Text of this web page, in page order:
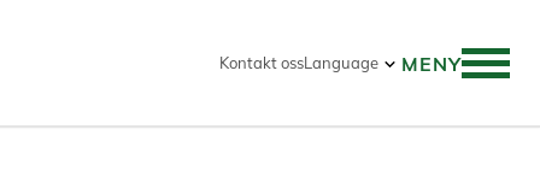
Kontakt ossLanguage MENY